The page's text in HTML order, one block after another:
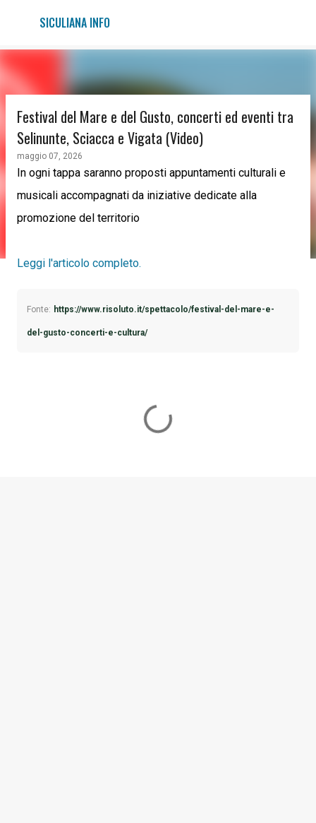
Passa ai contenuti principali
SICULIANA INFO
Festival del Mare e del Gusto, concerti ed eventi tra
Selinunte, Sciacca e Vigata (Video)
maggio 07, 2026
In ogni tappa saranno proposti appuntamenti culturali e
musicali accompagnati da iniziative dedicate alla
promozione del territorio
Leggi l'articolo completo.
Fonte: https://www.risoluto.it/spettacolo/festival-del-mare-e-
del-gusto-concerti-e-cultura/